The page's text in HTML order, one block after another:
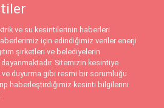
ve su kesintilerinin haberleri
için edindiğimiz veriler enerji
şirketleri ve belediyelerin
dayanmaktadır. Sitemizin kesintiye
duyurma gibi resmi bir sorumluğu
haberleştirdiğimiz kesinti bilgilerini